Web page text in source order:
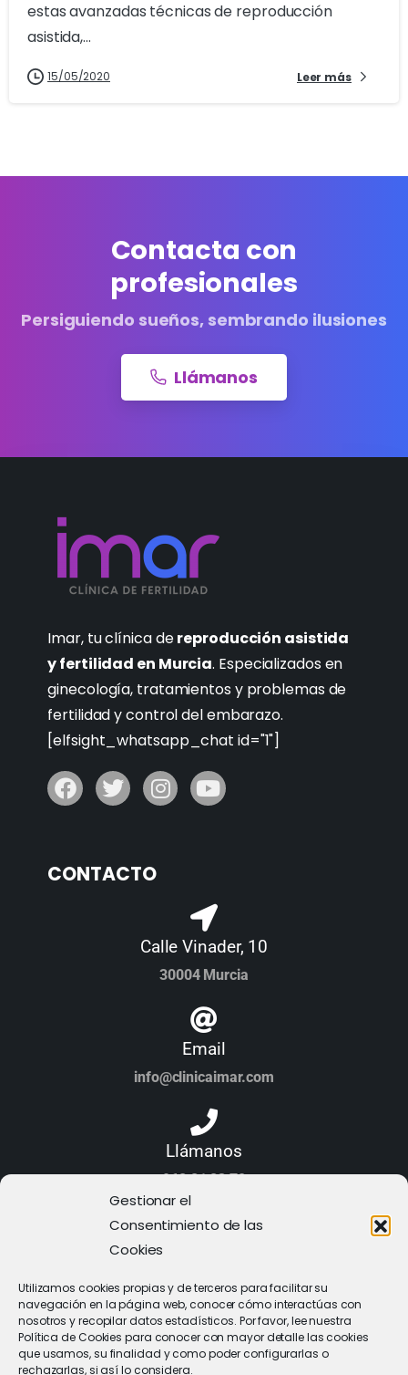
Gestionar el
Consentimiento de las
Cookies
Utilizamos cookies propias y de terceros para facilitar su
navegación en la página web, conocer cómo interactúas con
nosotros y recopilar datos estadísticos. Por favor, lee nuestra
Política de Cookies para conocer con mayor detalle las cookies
que usamos, su finalidad y como poder configurarlas o
rechazarlas, si así lo considera.
estas avanzadas técnicas de reproducción
asistida,...
15/05/2020 Leer más
Contacta con
profesionales
Persiguiendo sueños, sembrando ilusiones
Llámanos
Imar, tu clínica dereproducción asistida
y fertilidad en Murcia. Especializados en
ginecología, tratamientos y problemas de
fertilidad y control del embarazo.
[elfsight_whatsapp_chat id="1"]
CONTACTO
Calle Vinader, 10
30004 Murcia
Email
info@clinicaimar.com
Llámanos
968 21 23 70